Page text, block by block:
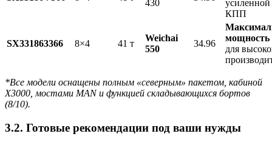
430
КПП
SX331863366 8×4 41 т
Weichai
550
34.96
мощность
для
*Все модели оснащены полным «северным» пакетом, кабиной
X3000, мостами MAN и функцией складывающихся бортов
(8/10).
3.2. Готовые рекомендации под ваши нужды